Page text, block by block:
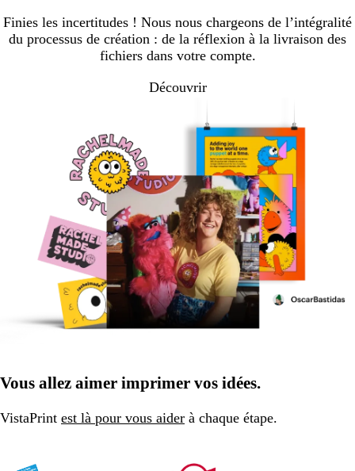
Finies les incertitudes ! Nous nous chargeons de l’intégralité
du processus de création : de la réflexion à la livraison des
fichiers dans votre compte.
Découvrir
Vous allez aimer imprimer vos idées.
VistaPrint est là pour vous aider à chaque étape.